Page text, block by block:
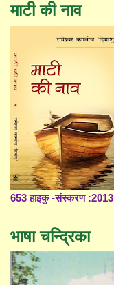
माटी की नाव
653 हाइकु -संस्करण :2013
भाषा चन्द्रिका